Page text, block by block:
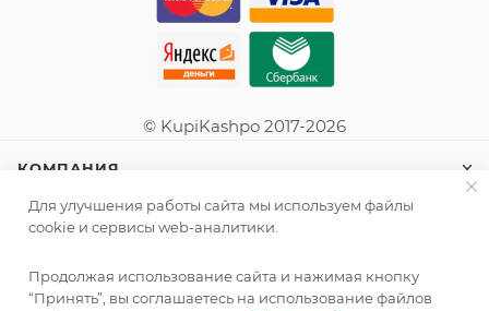
© KupiKashpo 2017-2026
КОМПАНИЯ
ИНФОРМАЦИЯ
ПОМОЩЬ
Для улучшения работы сайта мы используем файлы
cookie и сервисы web-аналитики.
Продолжая использование сайта и нажимая кнопку
“Принять”, вы соглашаетесь на использование файлов